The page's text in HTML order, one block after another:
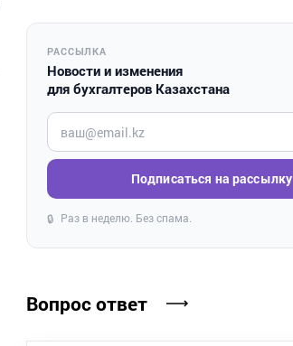
РАССЫЛКА
Новости и изменения
для бухгалтеров Казахстана
Введите ваш e-mail
Подписаться на рассылку
🔒 Раз в неделю. Без спама.
Вопрос ответ